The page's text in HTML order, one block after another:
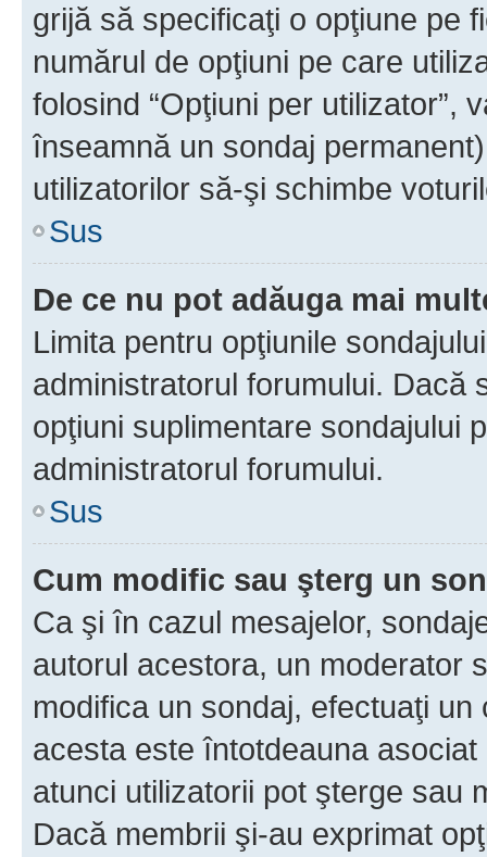
grijă să specificaţi o opţiune pe
numărul de opţiuni pe care
folosind “Opţiuni per utilizator”,
înseamnă un sondaj
utilizatorilor să-şi schimbe
Sus
De ce nu pot adăuga mai
Limita pentru opţiunile
administratorul forumului. Dacă
opţiuni suplimentare sondajului
administratorul forumului.
Sus
Cum modific sau şterg un
Ca şi în cazul mesajelor,
autorul acestora, un moderator
modifica un sondaj, efectuaţi
acesta este întotdeauna
atunci utilizatorii pot şterge sau
Dacă membrii şi-au exprimat